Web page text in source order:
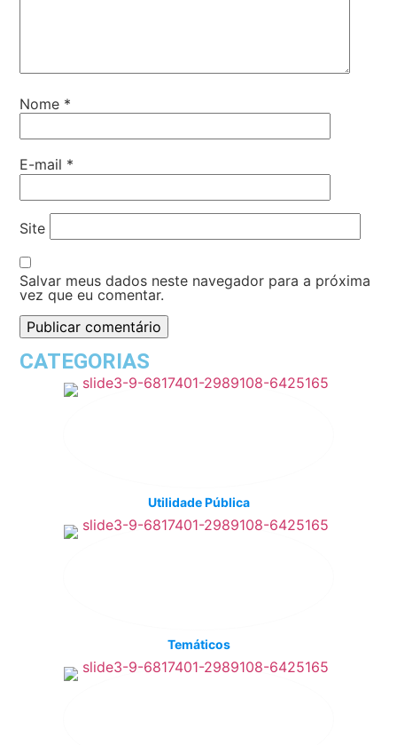
Nome *
E-mail *
Site
Salvar meus dados neste navegador para a próxima
vez que eu comentar.
CATEGORIAS
Utilidade Pública
Temáticos